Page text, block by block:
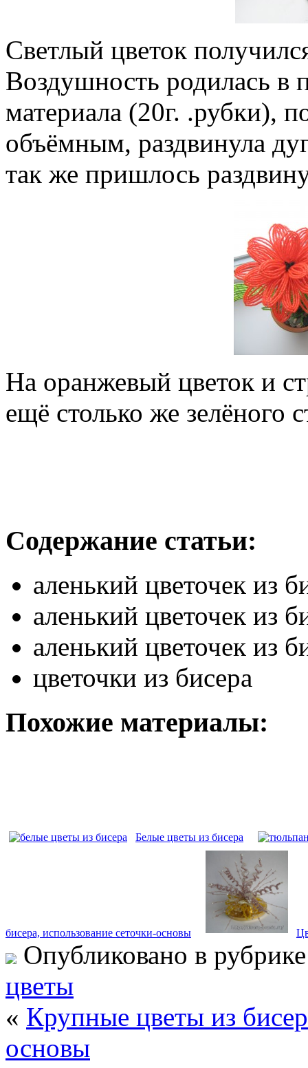
Светлый цветок
Воздушность родилась в
материала (20г. .рубки),
объёмным, раздвинула
так же пришлось
На оранжевый цветок и
ещё столько же зелёного
Содержание статьи:
аленький цветочек из
аленький цветочек из
аленький цветочек из
цветочки из бисера
Похожие материалы:
Белые цветы из бисера
бисера, использование сеточки-основы
Опубликовано в
цветы
« Крупные цветы из
основы